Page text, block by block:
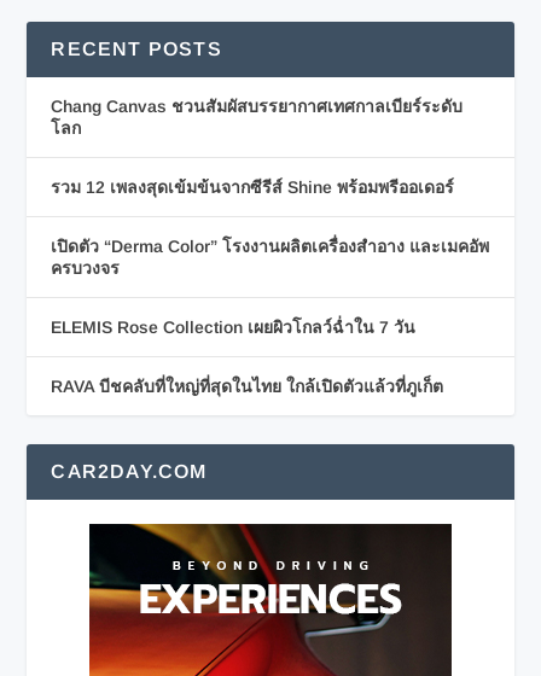
RECENT POSTS
Chang Canvas ชวนสัมผัสบรรยากาศเทศกาลเบียร์ระดับ
โลก
รวม 12 เพลงสุดเข้มข้นจากซีรีส์ Shine พร้อมพรีออเดอร์
เปิดตัว “Derma Color” โรงงานผลิตเครื่องสำอาง และเมคอัพ
ครบวงจร
ELEMIS Rose Collection เผยผิวโกลว์ฉ่ำใน 7 วัน
RAVA บีชคลับที่ใหญ่ที่สุดในไทย ใกล้เปิดตัวแล้วที่ภูเก็ต
CAR2DAY.COM